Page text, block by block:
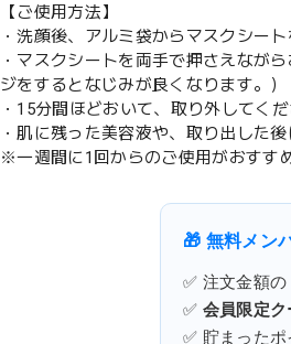
【ご使用方法】
・洗顔後、アルミ袋からマスクシー
・マスクシートを両手で押さえなが
ジをするとなじみが良くなります。）
・15分間ほどおいて、取り外してくだ
・肌に残った美容液や、取り出した
※一週間に1回からのご使用がおすす
🎁 無料メン
✅ 注文金額の
✅ 会員限定ク
✅ 貯まったポ